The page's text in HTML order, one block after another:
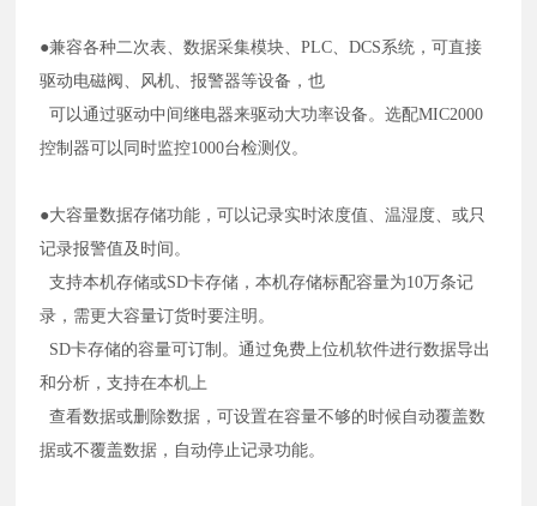
●兼容各种二次表、数据采集模块、PLC、DCS系统，可直接
驱动电磁阀、风机、报警器等设备，也
可以通过驱动中间继电器来驱动大功率设备。选配MIC2000
控制器可以同时监控1000台检测仪。
●大容量数据存储功能，可以记录实时浓度值、温湿度、或只
记录报警值及时间。
支持本机存储或SD卡存储，本机存储标配容量为10万条记
录，需更大容量订货时要注明。
SD卡存储的容量可订制。通过免费上位机软件进行数据导出
和分析，支持在本机上
查看数据或删除数据，可设置在容量不够的时候自动覆盖数
据或不覆盖数据，自动停止记录功能。